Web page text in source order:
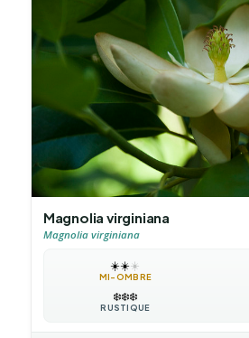
Magnolia virginiana
Magnolia virginiana
☀️☀️☀️
MI-OMBRE
❄️❄️❄️
RUSTIQUE